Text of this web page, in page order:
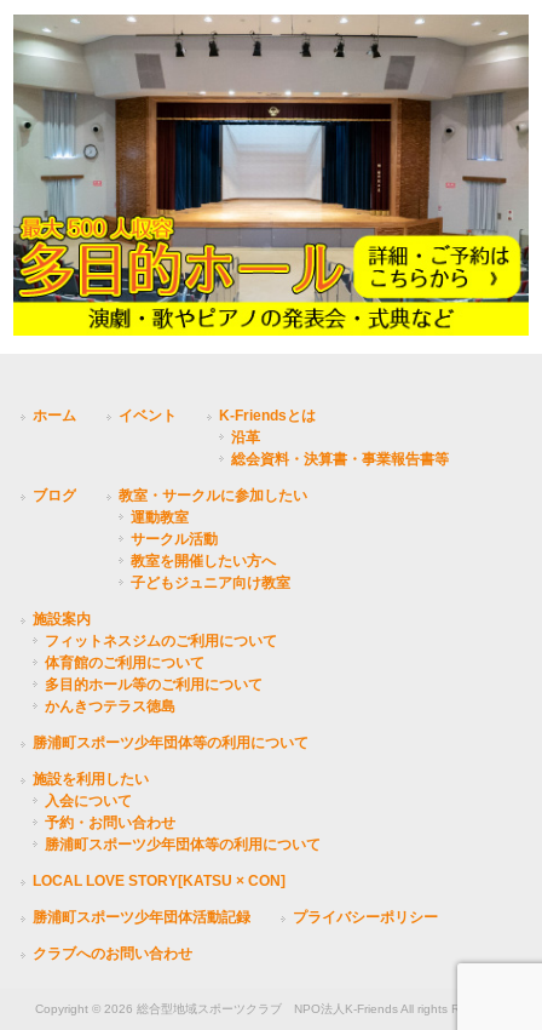
ホーム イベント
K-Friendsとは
沿革
総会資料・決算書・事業報告書等
ブログ
教室・サークルに参加したい
運動教室
サークル活動
教室を開催したい方へ
子どもジュニア向け教室
施設案内
フィットネスジムのご利用について
体育館のご利用について
多目的ホール等のご利用について
かんきつテラス徳島
勝浦町スポーツ少年団体等の利用について
施設を利用したい
入会について
予約・お問い合わせ
勝浦町スポーツ少年団体等の利用について
LOCAL LOVE STORY[KATSU × CON]
勝浦町スポーツ少年団体活動記録 プライバシーポリシー
クラブへのお問い合わせ
Copyright © 2026 総合型地域スポーツクラブ NPO法人K-Friends All rights Reserved.